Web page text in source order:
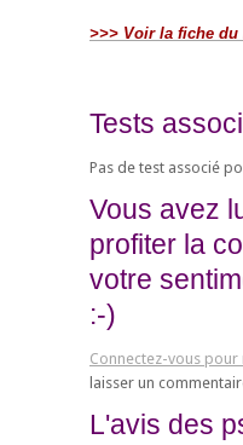
>>> Voir la fiche
Tests
Pas de test associé
Vous avez
profiter la
votre
:-)
Connectez-vous
laisser un
L'avis des